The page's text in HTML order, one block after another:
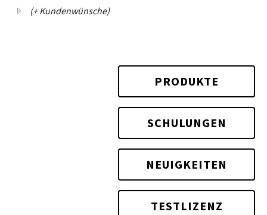
(+ Kundenwünsche)
PRODUKTE
SCHULUNGEN
NEUIGKEITEN
TESTLIZENZ